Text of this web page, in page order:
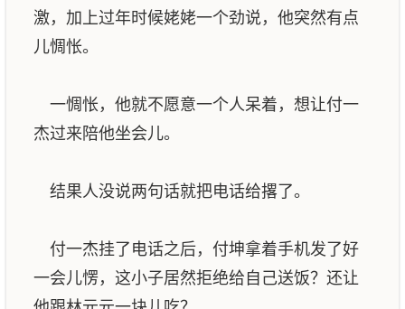
激，加上过年时候姥姥一个劲说，他突然有点
儿惆怅。
一惆怅，他就不愿意一个人呆着，想让付一
杰过来陪他坐会儿。
结果人没说两句话就把电话给撂了。
付一杰挂了电话之后，付坤拿着手机发了好
一会儿愣，这小子居然拒绝给自己送饭？还让